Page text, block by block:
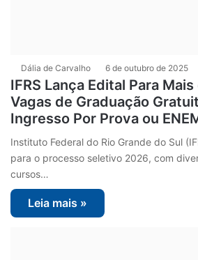
Dália de Carvalho 6 de outubro de 2025
IFRS Lança Edital Para
Vagas de Graduação
Ingresso Por Prova ou
Instituto Federal do Rio Grande do Sul
para o processo seletivo 2026, com
cursos…
Leia mais »